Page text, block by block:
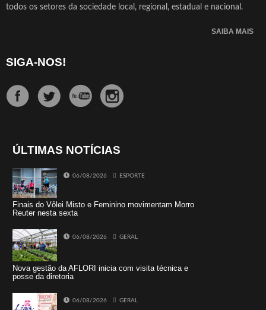
todos os setores da sociedade local, regional, estadual e nacional.
SAIBA MAIS
SIGA-NOS!
ÚLTIMAS NOTÍCIAS
06/08/2026 ESPORTE
Finais do Vôlei Misto e Feminino movimentam Morro
Reuter nesta sexta
06/08/2026 GERAL
Nova gestão da AFLORI inicia com visita técnica e
posse da diretoria
06/08/2026 GERAL